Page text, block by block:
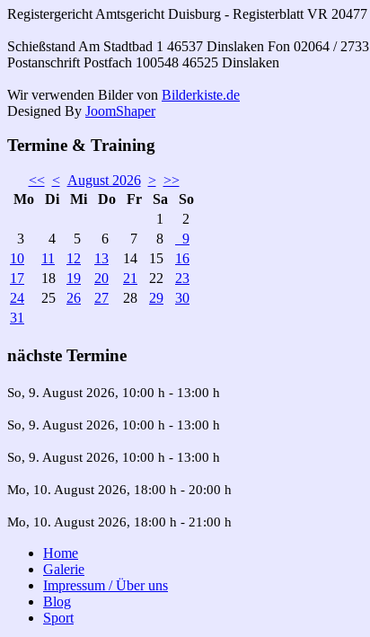
Registergericht Amtsgericht Duisburg - Registerblatt VR 20477
Schießstand Am Stadtbad 1 46537 Dinslaken Fon 02064 / 2733
Postanschrift Postfach 100548 46525 Dinslaken
Wir verwenden Bilder von Bilderkiste.de
Designed By JoomShaper
Termine & Training
<< < August 2026 > >>
Mo
Di Mi Do Fr Sa
So
1
2
3
4 5 6 7 8
9
10
11 12 13 14 15
16
17
18 19 20 21 22
23
24
25 26 27 28 29
30
31
nächste Termine
So, 9. August 2026, 10:00 h - 13:00 h
So, 9. August 2026, 10:00 h - 13:00 h
So, 9. August 2026, 10:00 h - 13:00 h
Mo, 10. August 2026, 18:00 h - 20:00 h
Mo, 10. August 2026, 18:00 h - 21:00 h
Home
Galerie
Impressum / Über uns
Blog
Sport